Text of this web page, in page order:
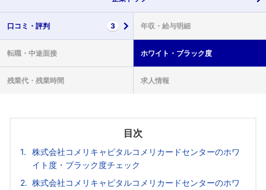
口コミ・ 評判 3 年収・ 給与明細
転職・ 中途面接 ホワイト・ ブラック度
残業代・ 残業時間 求人情報
目次
株式会社コメリキャピタルコメリカードセンターのホワ
イト度・ブラック度チェック
株式会社コメリキャピタルコメリカードセンターのホワ